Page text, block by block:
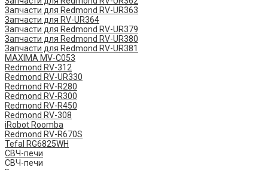
Запчасти для Redmond RV-UR363
Запчасти для RV-UR364
Запчасти для Redmond RV-UR379
Запчасти для Redmond RV-UR380
Запчасти для Redmond RV-UR381
MAXIMA MV-C053
Redmond RV-312
Redmond RV-UR330
Redmond RV-R280
Redmond RV-R300
Redmond RV-R450
Redmond RV-308
iRobot Roomba
Redmond RV-R670S
Tefal RG6825WH
СВЧ-печи
СВЧ-печи